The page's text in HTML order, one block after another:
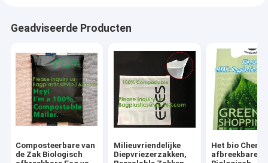
Geadviseerde Producten
Composteerbare van
de Zak Biologisch
Milieuvriendelijke
Diepvriezerzakken,
Het bio
afbreekbare